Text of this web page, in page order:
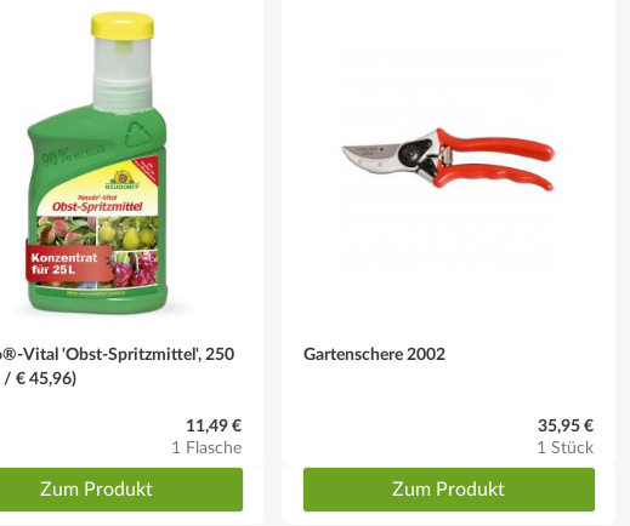
bitte beachten)
evtl. Seitentriebe sofort nach Erscheinen auf 2 - 3 Augen (äußere Augen) einkürzen
als Spalier gezogen werden
Blütezeit: April
Reifezeit: Anfang/Mitte September
Vital 'Obst-Spritzmittel', 250
/ € 45,96)
11,49 €
1 Flasche
Zum Produkt
Gartenschere 2002
35,95 €
1 Stück
Zum Produkt